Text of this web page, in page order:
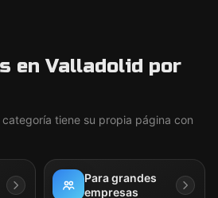
en Valladolid por
tiene su propia página con
Para grandes
empresas